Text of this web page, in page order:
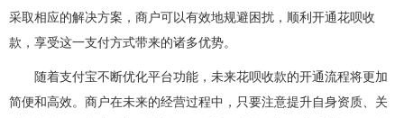
采取相应的解决方案，商户可以有效地规避困扰，顺利开通花呗收
款，享受这一支付方式带来的诸多优势。
随着支付宝不断优化平台功能，未来花呗收款的开通流程将更加
简便和高效。商户在未来的经营过程中，只要注意提升自身资质、关